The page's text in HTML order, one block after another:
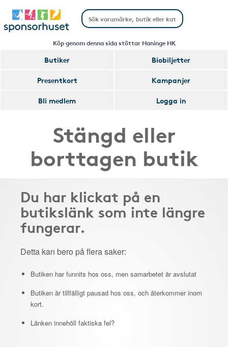
Köp genom denna sida stöttar Haninge HK
Butiker
Biobiljetter
Presentkort
Kampanjer
Bli medlem
Logga in
Stängd eller
borttagen butik
Du har klickat på en
butikslänk som inte längre
fungerar.
Detta kan bero på flera saker:
Butiken har funnits hos oss, men samarbetet är avslutat
Butiken är tillfälligt pausad hos oss, och återkommer inom
kort.
Länken innehöll faktiska fel?